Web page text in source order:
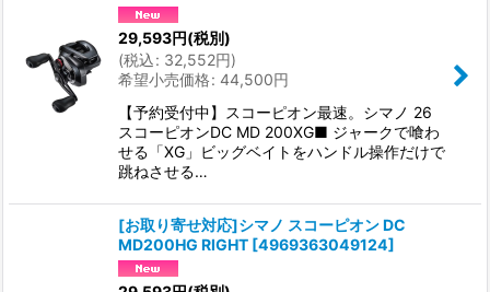
29,593円(税別)
(税込: 32,552円)
希望小売価格: 44,500円
【予約受付中】スコーピオン最速。シマノ 26
スコーピオンDC MD 200XG■ ジャークで喰わ
せる「XG」ビッグベイトをハンドル操作だけで
跳ねさせる…
[お取り寄せ対応]シマノ スコーピオン DC
MD200HG RIGHT [4969363049124]